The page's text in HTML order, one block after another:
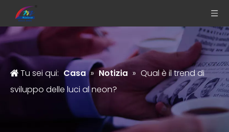
Tu sei qui: Casa » Notizia » Qual è il trend di
sviluppo delle luci al neon?